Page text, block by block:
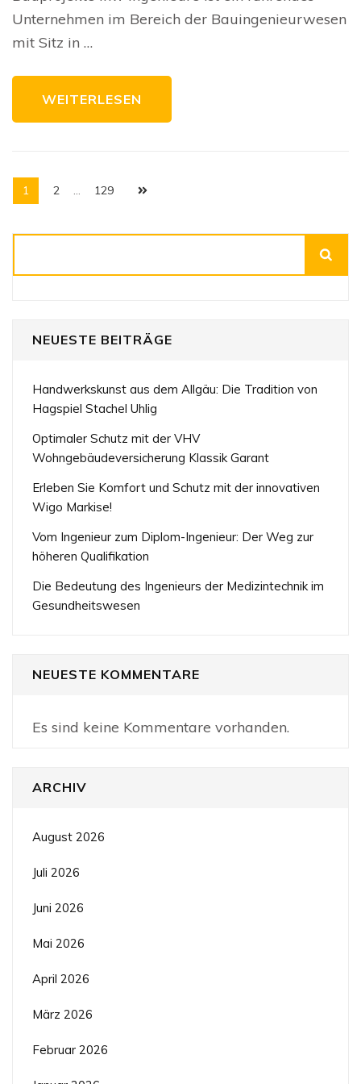
Unternehmen im Bereich der Bauingenieurwesen
mit Sitz in …
WEITERLESEN
Seitennummerierung
der
Beiträge
Seite
1 Seite
2 … Seite
129
NEUESTE BEITRÄGE
Handwerkskunst aus dem Allgäu: Die Tradition von
Hagspiel Stachel Uhlig
Optimaler Schutz mit der VHV
Wohngebäudeversicherung Klassik Garant
Erleben Sie Komfort und Schutz mit der innovativen
Wigo Markise!
Vom Ingenieur zum Diplom-Ingenieur: Der Weg zur
höheren Qualifikation
Die Bedeutung des Ingenieurs der Medizintechnik im
Gesundheitswesen
NEUESTE KOMMENTARE
Es sind keine Kommentare vorhanden.
ARCHIV
August 2026
Juli 2026
Juni 2026
Mai 2026
April 2026
März 2026
Februar 2026